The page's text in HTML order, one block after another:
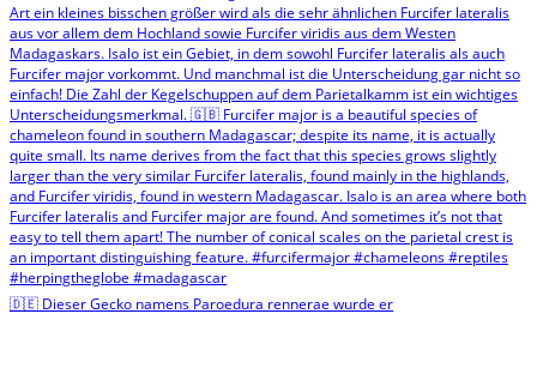
🇩🇪 Dieser Gecko namens Paroedura rennerae wurde er